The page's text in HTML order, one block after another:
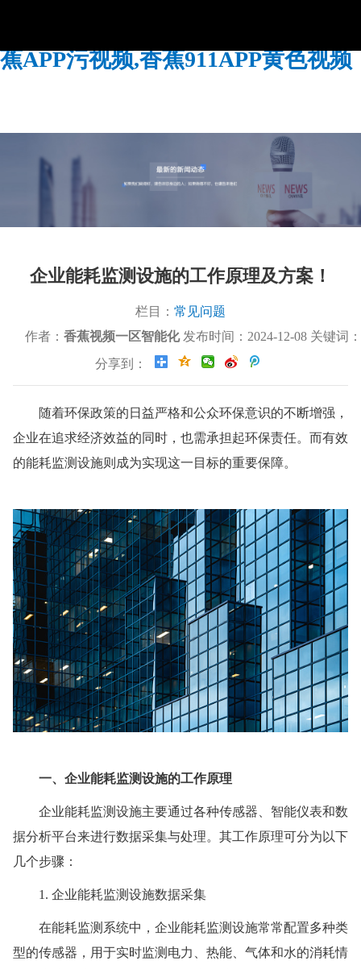
蕉APP污视频,香蕉911APP黄色视频
企业能耗监测设施的工作原理及方案！
栏目： 常见问题
作者：香蕉视频一区智能化发布时间：2024-12-08 关键词
分享到：
随着环保政策的日益严格和公众环保意识的不断增强，
企业在追求经济效益的同时，也需承担起环保责任。而有效
的能耗监测设施则成为实现这一目标的重要保障。
一、企业能耗监测设施的工作原理
企业能耗监测设施主要通过各种传感器、智能仪表和数
据分析平台来进行数据采集与处理。其工作原理可分为以下
几个步骤：
1. 企业能耗监测设施数据采集
在能耗监测系统中，企业能耗监测设施常常配置多种类
型的传感器，用于实时监测电力、热能、气体和水的消耗情